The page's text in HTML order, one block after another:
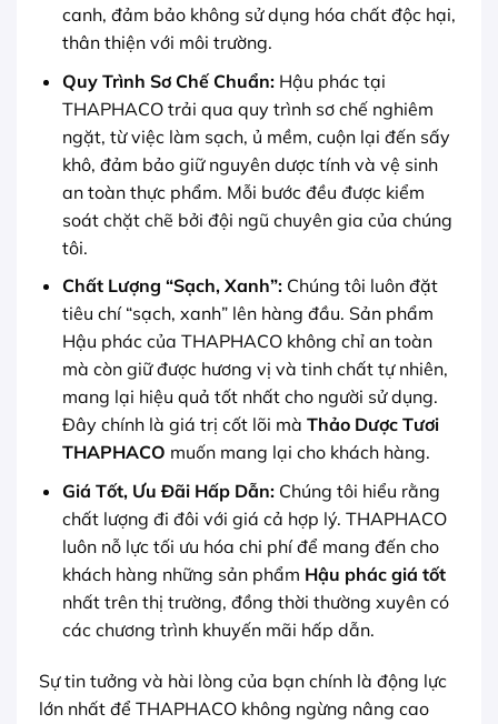
canh, đảm bảo không sử dụng hóa chất độc hại,
thân thiện với môi trường.
Quy Trình Sơ Chế Chuẩn:Hậu phác tại
THAPHACO trải qua quy trình sơ chế nghiêm
ngặt, từ việc làm sạch, ủ mềm, cuộn lại đến sấy
khô, đảm bảo giữ nguyên dược tính và vệ sinh
an toàn thực phẩm. Mỗi bước đều được kiểm
soát chặt chẽ bởi đội ngũ chuyên gia của chúng
tôi.
Chất Lượng “Sạch, Xanh”:Chúng tôi luôn đặt
tiêu chí “sạch, xanh” lên hàng đầu. Sản phẩm
Hậu phác của THAPHACO không chỉ an toàn
mà còn giữ được hương vị và tinh chất tự nhiên,
mang lại hiệu quả tốt nhất cho người sử dụng.
Đây chính là giá trị cốt lõi mà Thảo Dược Tươi
THAPHACO muốn mang lại cho khách hàng.
Giá Tốt, Ưu Đãi Hấp Dẫn:Chúng tôi hiểu rằng
chất lượng đi đôi với giá cả hợp lý. THAPHACO
luôn nỗ lực tối ưu hóa chi phí để mang đến cho
khách hàng những sản phẩm Hậu phác giá tốt
nhất trên thị trường, đồng thời thường xuyên có
các chương trình khuyến mãi hấp dẫn.
Sự tin tưởng và hài lòng của bạn chính là động lực
lớn nhất để THAPHACO không ngừng nâng cao